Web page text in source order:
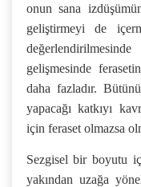
onun sana
geliştirmeyi de
gelişmesinde
daha fazladır.
yapacağı katkıyı
için feraset olmazsa
Sezgisel bir boyutu
yakından uzağa